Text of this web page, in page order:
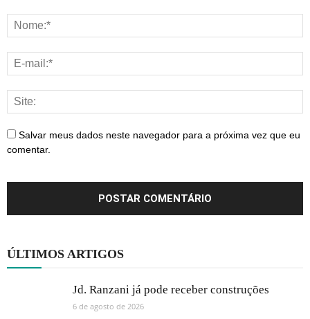
Salvar meus dados neste navegador para a próxima vez que eu
comentar.
ÚLTIMOS ARTIGOS
Jd. Ranzani já pode receber construções
6 de agosto de 2026